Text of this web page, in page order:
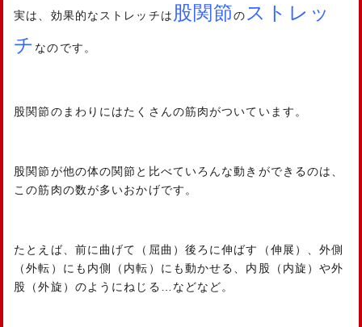
実は、効果的なストレッチは 股関節の ストレッ
チ なのです。
股関節のまわりにはたくさんの筋肉がついています。
股関節が他の体の関節と比べていろんな動きができるのは、
この筋肉の数が多いおかげです。
たとえば、前に曲げて（屈曲）後ろに伸ばす（伸展）、外側
（外転）にも内側（内転）にも動かせる、内股（内旋）や外
股（外旋）のようにねじる…などなど。